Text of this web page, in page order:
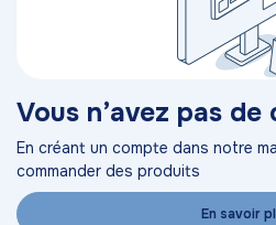
Vous n’avez pas de
En créant un compte dans notre
commander des produits
En savoir